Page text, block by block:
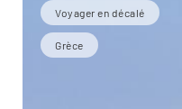
Voyager en décalé
Grèce